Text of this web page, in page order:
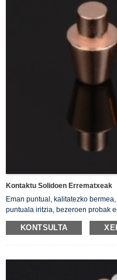
Kontaktu Solidoen Errematxeak
Eman puntual, kalitatezko
puntuala iritzia, bezeroen probak
analisia.
KONTSULTA